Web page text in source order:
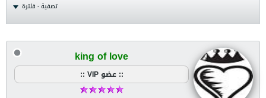
تصفية - فلترة
king of love
:: عضو VIP ::